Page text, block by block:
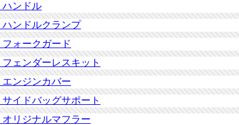
ハンドル
ハンドルクランプ
フォークガード
フェンダーレスキット
エンジンカバー
サイドバッグサポート
オリジナルマフラー